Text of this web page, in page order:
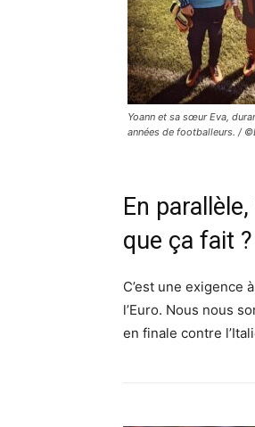
Yoann et sa sœur Eva,
années de footballeurs. /
En
que ça fait ?
C’est une exigence
l’Euro. Nous nous
en finale contre